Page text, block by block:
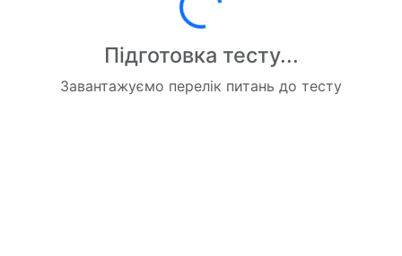
Завантаження...
Підготовка тесту...
Завантажуємо перелік питань до тесту